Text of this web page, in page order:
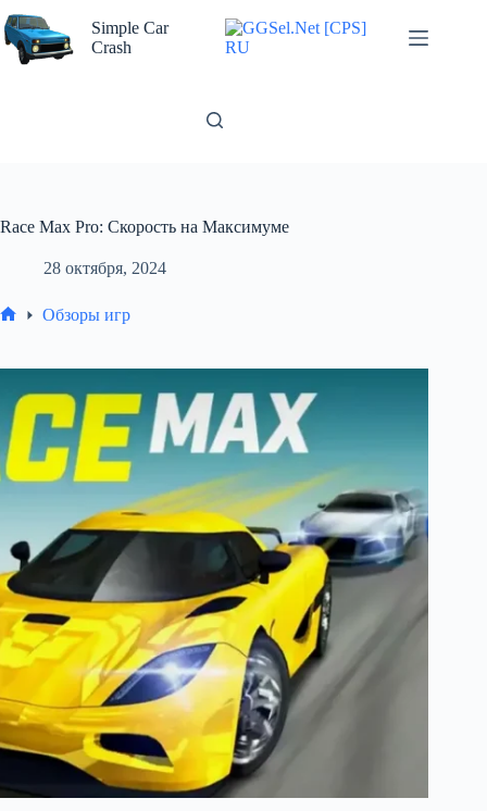
к
сути
Simple Car
Crash
Race Max Pro: Скорость на Максимуме
28 октября, 2024
Обзоры игр